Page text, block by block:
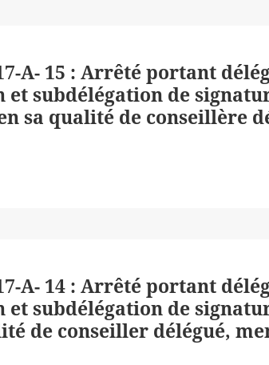
A- 15 : Arrêté portant
et subdélégation de
sa qualité de conseillère
A- 14 : Arrêté portant
et subdélégation de
de conseiller délégué,